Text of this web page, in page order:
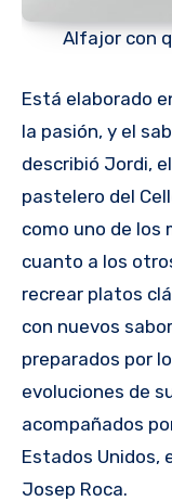
Alfajor con
Está elaborado
la pasión, y el
describió Jordi,
pastelero del
como uno de los
cuanto a los
recrear platos
con nuevos
preparados por
evoluciones de
acompañados
Estados Unidos,
Josep Roca.